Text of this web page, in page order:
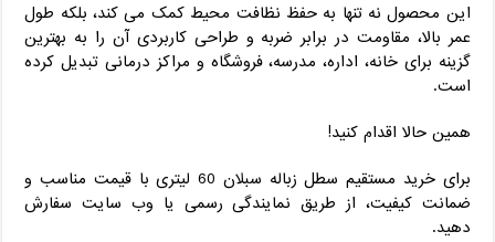
این محصول نه تنها به حفظ نظافت محیط کمک می‌ کند، بلکه طول
عمر بالا، مقاومت در برابر ضربه و طراحی کاربردی آن را به بهترین
گزینه برای خانه، اداره، مدرسه، فروشگاه و مراکز درمانی تبدیل کرده
است.
همین حالا اقدام کنید!
برای خرید مستقیم سطل زباله سبلان 60 لیتری با قیمت مناسب و
ضمانت کیفیت، از طریق نمایندگی رسمی یا وب‌ سایت سفارش
دهید.